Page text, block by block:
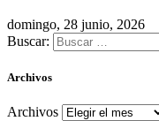
domingo, 28 junio, 2026
Buscar:
Archivos
Archivos